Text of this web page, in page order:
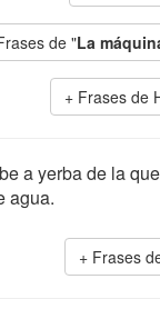
de "La
Frases de
a yerba de la
agua.
Frases